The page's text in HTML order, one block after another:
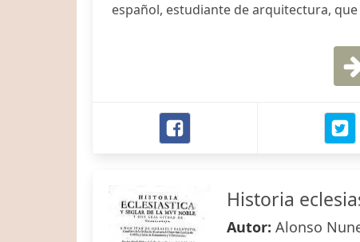
español, estudiante de arquitectura,
Historia
Autor: Alonso